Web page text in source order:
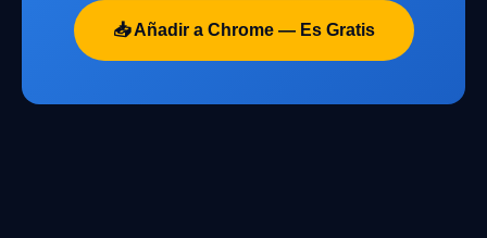
📥 Añadir a Chrome — Es Gratis